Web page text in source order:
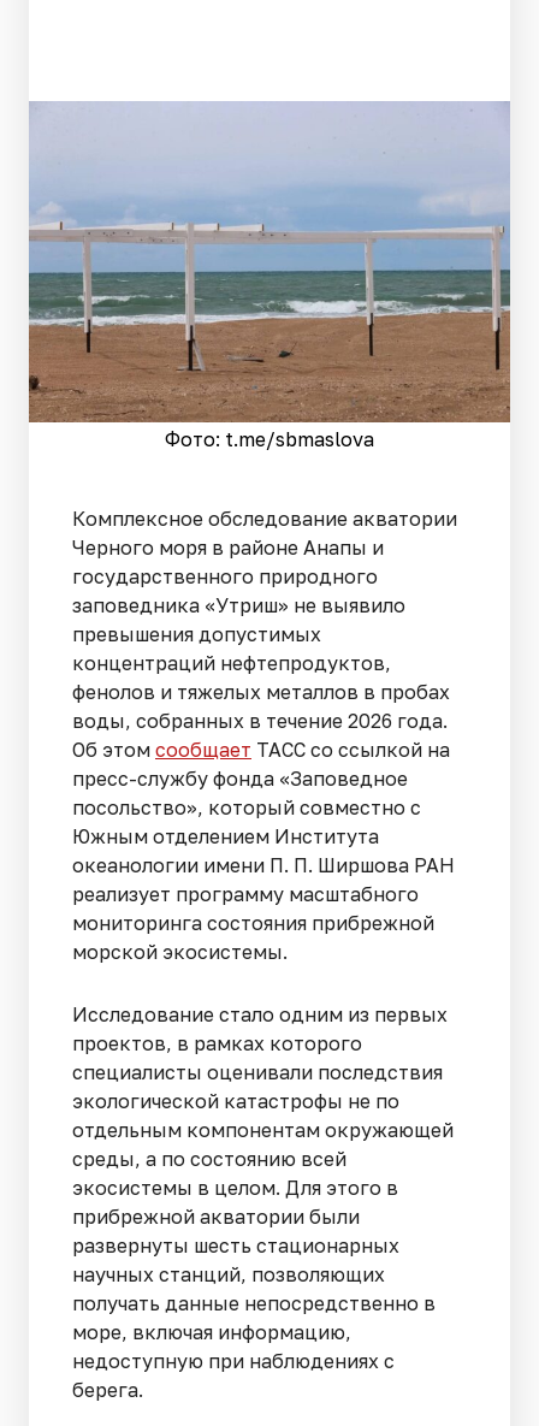
Фото: t.me/sbmaslova
Комплексное обследование акватории
Черного моря в районе Анапы и
государственного природного
заповедника «Утриш» не выявило
превышения допустимых
концентраций нефтепродуктов,
фенолов и тяжелых металлов в пробах
воды, собранных в течение 2026 года.
Об этом сообщает ТАСС со ссылкой на
пресс-службу фонда «Заповедное
посольство», который совместно с
Южным отделением Института
океанологии имени П. П. Ширшова РАН
реализует программу масштабного
мониторинга состояния прибрежной
морской экосистемы.
Исследование стало одним из первых
проектов, в рамках которого
специалисты оценивали последствия
экологической катастрофы не по
отдельным компонентам окружающей
среды, а по состоянию всей
экосистемы в целом. Для этого в
прибрежной акватории были
развернуты шесть стационарных
научных станций, позволяющих
получать данные непосредственно в
море, включая информацию,
недоступную при наблюдениях с
берега.